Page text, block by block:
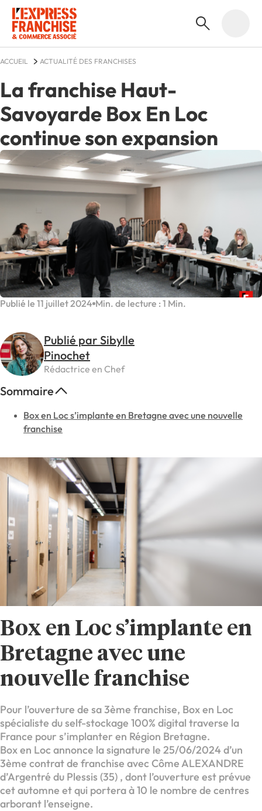
ACCUEIL ACTUALITÉ DES FRANCHISES
La franchise Haut-
Savoyarde Box En Loc
continue son expansion
Publié le 11 juillet 2024 Min. de lecture : 1 Min.
Publié par Sibylle
Pinochet
Rédactrice en Chef
Sommaire
Box en Loc s’implante en Bretagne avec une nouvelle
franchise
Box en Loc s’implante en
Bretagne avec une
nouvelle franchise
Pour l’ouverture de sa 3ème franchise, Box en Loc
spécialiste du self-stockage 100% digital traverse la
France pour s’implanter en Région Bretagne.
Box en Loc annonce la signature le 25/06/2024 d’un
3ème contrat de franchise avec Côme ALEXANDRE
d’Argentré du Plessis (35) , dont l’ouverture est prévue
cet automne et qui portera à 10 le nombre de centres
arborant l’enseigne.